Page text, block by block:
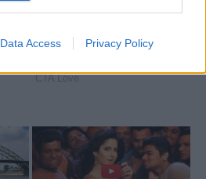
Data Access Privacy Policy